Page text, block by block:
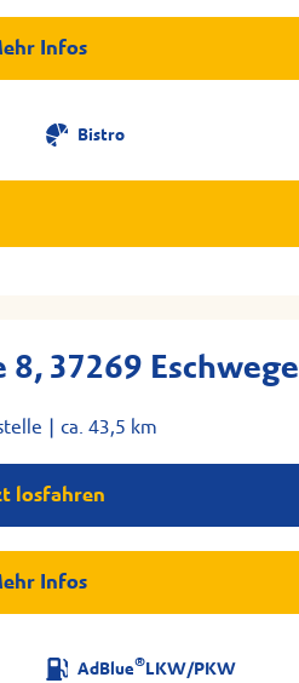
Infos
Bistro
8, 37269 Eschwege
| ca. 43,5 km
losfahren
Infos
AdBlue®LKW/PKW